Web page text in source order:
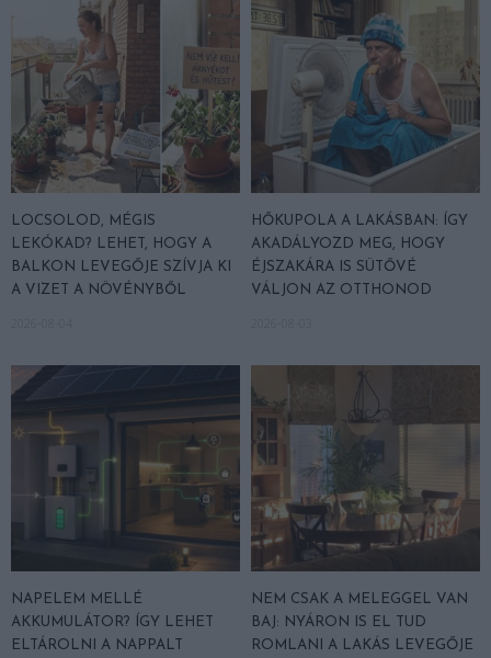
LOCSOLOD, MÉGIS
LEKÓKAD? LEHET, HOGY A
BALKON LEVEGŐJE SZÍVJA KI
A VIZET A NÖVÉNYBŐL
HŐKUPOLA A LAKÁSBAN: ÍGY
AKADÁLYOZD MEG, HOGY
ÉJSZAKÁRA IS SÜTŐVÉ
VÁLJON AZ OTTHONOD
NAPELEM MELLÉ
AKKUMULÁTOR? ÍGY LEHET
ELTÁROLNI A NAPPALT
NEM CSAK A MELEGGEL VAN
BAJ: NYÁRON IS EL TUD
ROMLANI A LAKÁS LEVEGŐJE